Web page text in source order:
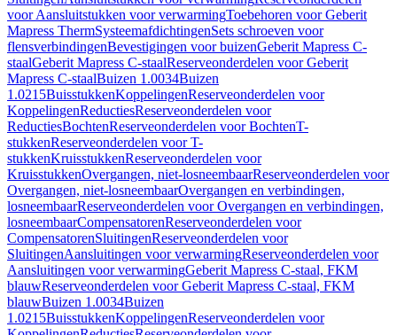
voor Aansluitstukken voor verwarmingToebehoren voor Geberit
Mapress ThermSysteemafdichtingenSets schroeven voor
flensverbindingenBevestigingen voor buizenGeberit Mapress C-
staalGeberit Mapress C-staalReserveonderdelen voor Geberit
Mapress C-staalBuizen 1.0034Buizen
1.0215BuisstukkenKoppelingenReserveonderdelen voor
KoppelingenReductiesReserveonderdelen voor
ReductiesBochtenReserveonderdelen voor BochtenT-
stukkenReserveonderdelen voor T-
stukkenKruisstukkenReserveonderdelen voor
KruisstukkenOvergangen, niet-losneembaarReserveonderdelen voor
Overgangen, niet-losneembaarOvergangen en verbindingen,
losneembaarReserveonderdelen voor Overgangen en verbindingen,
losneembaarCompensatorenReserveonderdelen voor
CompensatorenSluitingenReserveonderdelen voor
SluitingenAansluitingen voor verwarmingReserveonderdelen voor
Aansluitingen voor verwarmingGeberit Mapress C-staal, FKM
blauwReserveonderdelen voor Geberit Mapress C-staal, FKM
blauwBuizen 1.0034Buizen
1.0215BuisstukkenKoppelingenReserveonderdelen voor